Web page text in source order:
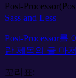
Post-
Sass and Less
Post-Processor
란 제목의 글 마
꼬리표: